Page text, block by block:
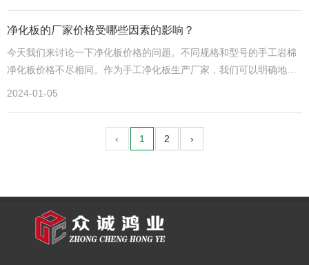
净化板的厂家价格受哪些因素的影响？
今天我们来讨论一下净化板价格的问题。不同规格和型号的手工岩棉
净化板价格不尽相同。作为手工净化板生产厂家，我们可以明确地告
2024-01-05
‹ 1 2 ›